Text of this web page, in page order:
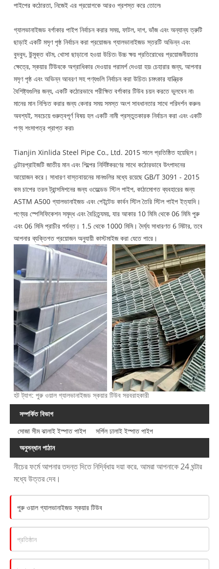
পাইপের কঠোরতা, নিজেই এর প্রয়োগকে আরও প্রশস্ত করে তোলে৷
গ্যালভানাইজড বর্গাকার পাইপ নির্বাচন করার সময়, ফাটল, দাগ, ভাঁজ এবং অন্যান্য ত্রুটি
ছাড়াই একটি মসৃণ পৃষ্ঠ নির্বাচন করা প্রয়োজন৷ গ্যালভানাইজড স্তরটি অভিন্ন এবং
বুদবুদ, উন্মুক্ত বটম, খোসা ছাড়ানো হওয়া উচিত৷ উচ্চ ক্ষয় প্রতিরোধের প্রয়োজনীয়তার
ক্ষেত্রে, স্কয়ার টিউবকে অগ্রাধিকার দেওয়ার পরামর্শ দেওয়া হয়৷ চেহারার জন্য, আপনার
মসৃণ পৃষ্ঠ এবং অভিন্ন আবরণ সহ পণ্যগুলি নির্বাচন করা উচিত৷ চমৎকার যান্ত্রিক
বৈশিষ্ট্যগুলির জন্য, একটি কঠোরভাবে পরীক্ষিত বর্গাকার টিউব চয়ন করতে ভুলবেন না৷
মানের মান নিশ্চিত করার জন্য কেনার সময় সমস্ত অংশ সাবধানতার সাথে পরিদর্শন করুন৷
অবশ্যই, সবচেয়ে গুরুত্বপূর্ণ বিষয় হল একটি নামী প্রস্তুতকারক নির্বাচন করা এবং একটি
পণ্য শংসাপত্র প্রাপ্ত করা৷
Tianjin Xinlida Steel Pipe Co., Ltd. 2015 সালে প্রতিষ্ঠিত হয়েছিল।
এন্টারপ্রাইজটি জাতীয় মান এবং শিল্পের নির্দিষ্টকরণের সাথে কঠোরভাবে উৎপাদনের
আয়োজন করে। সাধারণ বাস্তবায়নের মানগুলির মধ্যে রয়েছে GB/T 3091 - 2015
কম চাপের তরল ট্রান্সমিশনের জন্য ওয়েল্ডেড স্টিল পাইপ, কাঠামোগত ব্যবহারের জন্য
ASTM A500 গ্যালভানাইজড এবং পেইন্টেড কার্বন স্টিল তৈরি স্টিল পাইপ ইত্যাদি।
পণ্যের স্পেসিফিকেশন সমৃদ্ধ এবং বৈচিত্র্যময়, যার আকার 10 মিমি থেকে 06 মিমি পুরু
এবং 06 মিমি প্রাচীর পর্যন্ত। 1.5 থেকে 1000 মিমি। দৈর্ঘ্য সাধারণত 6 মিটার, তবে
আপনার ব্যক্তিগত প্রয়োজন অনুযায়ী কাস্টমাইজ করা যেতে পারে।
হট ট্যাগ: পুরু ওয়াল গ্যালভানাইজড স্কয়ার টিউব সরবরাহকারী
সম্পর্কিত বিভাগ
সোজা সীম ঝালাই ইস্পাত পাইপ
সর্পিল ঢালাই ইস্পাত পাইপ
অনুসন্ধান পাঠান
নীচের ফর্মে আপনার তদন্ত দিতে নির্দ্বিধায় দয়া করে. আমরা আপনাকে 24 ঘন্টার
মধ্যে উত্তর দেব।